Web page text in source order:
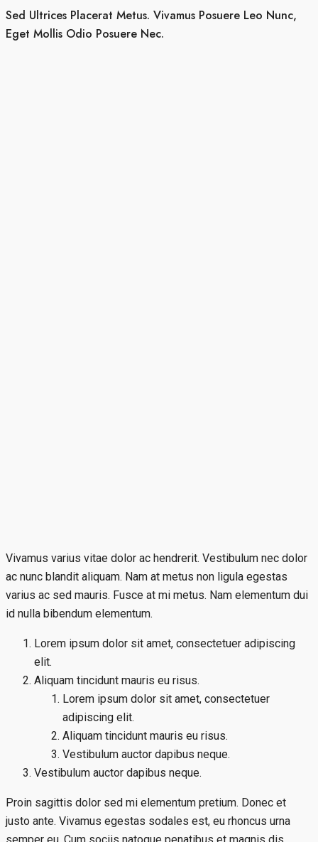
Sed Ultrices Placerat Metus. Vivamus Posuere Leo Nunc,
Eget Mollis Odio Posuere Nec.
Vivamus varius vitae dolor ac hendrerit. Vestibulum nec dolor
ac nunc blandit aliquam. Nam at metus non ligula egestas
varius ac sed mauris. Fusce at mi metus. Nam elementum dui
id nulla bibendum elementum.
Lorem ipsum dolor sit amet, consectetuer adipiscing
elit.
Aliquam tincidunt mauris eu risus.
Lorem ipsum dolor sit amet, consectetuer
adipiscing elit.
Aliquam tincidunt mauris eu risus.
Vestibulum auctor dapibus neque.
Vestibulum auctor dapibus neque.
Proin sagittis dolor sed mi elementum pretium. Donec et
justo ante. Vivamus egestas sodales est, eu rhoncus urna